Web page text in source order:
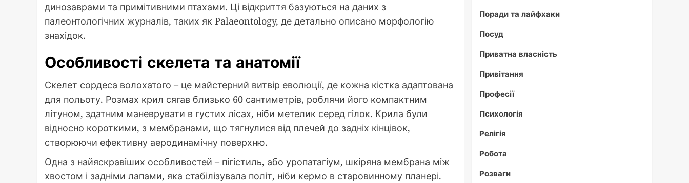
динозаврами та примітивними птахами. Ці відкриття базуються на даних з
палеонтологічних журналів, таких як Palaeontology, де детально описано морфологію
знахідок.
Особливості скелета та анатомії
Скелет сордеса волохатого – це майстерний витвір еволюції, де кожна кістка адаптована
для польоту. Розмах крил сягав близько 60 сантиметрів, роблячи його компактним
літуном, здатним маневрувати в густих лісах, ніби метелик серед гілок. Крила були
відносно короткими, з мембранами, що тягнулися від плечей до задніх кінцівок,
створюючи ефективну аеродинамічну поверхню.
Одна з найяскравіших особливостей – пігістиль, або уропатагіум, шкіряна мембрана між
хвостом і задніми лапами, яка стабілізувала політ, ніби кермо в старовинному планері.
Поради та лайфхаки
Посуд
Приватна власність
Привітання
Професії
Психологія
Релігія
Робота
Розваги